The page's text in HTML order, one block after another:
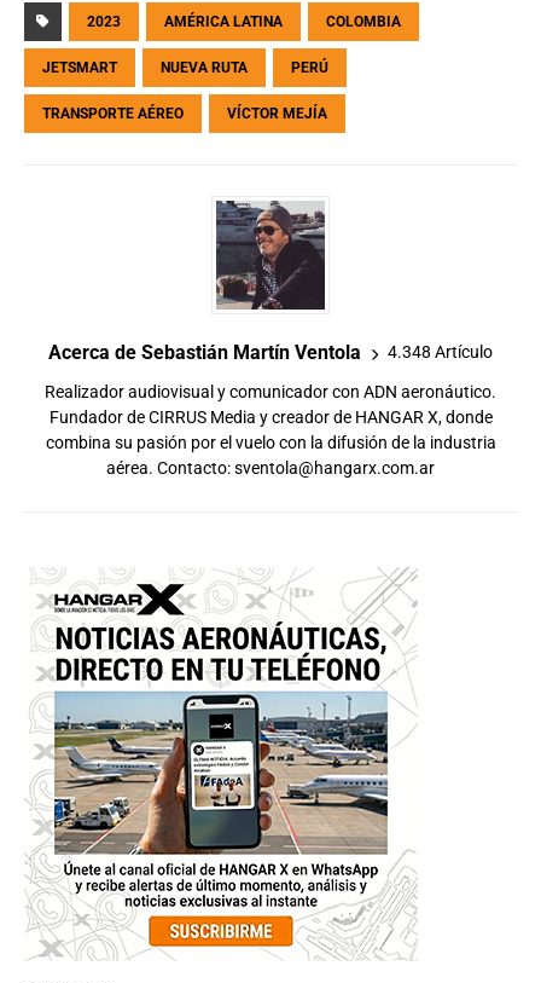
2023 AMÉRICA LATINA COLOMBIA
JETSMART NUEVA RUTA PERÚ
TRANSPORTE AÉREO VÍCTOR MEJÍA
Acerca de Sebastián Martín Ventola 4.348 Artículo
Realizador audiovisual y comunicador con ADN aeronáutico.
Fundador de CIRRUS Media y creador de HANGAR X, donde
combina su pasión por el vuelo con la difusión de la industria
aérea. Contacto:sventola@hangarx.com.ar